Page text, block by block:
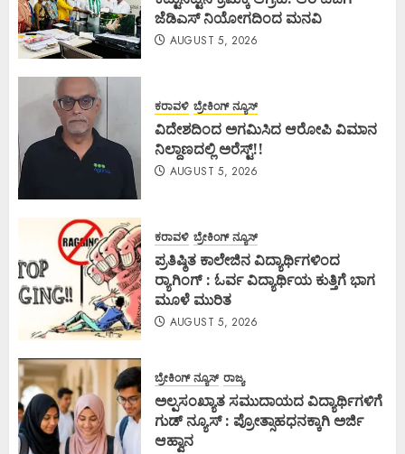
ಜೆಡಿಎಸ್ ನಿಯೋಗದಿಂದ ಮನವಿ
AUGUST 5, 2026
ಕರಾವಳಿ ಬ್ರೇಕಿಂಗ್ ನ್ಯೂಸ್
ವಿದೇಶದಿಂದ ಅಗಮಿಸಿದ ಆರೋಪಿ ವಿಮಾನ
ನಿಲ್ದಾಣದಲ್ಲಿ ಅರೆಸ್ಟ್‌!!
AUGUST 5, 2026
ಕರಾವಳಿ ಬ್ರೇಕಿಂಗ್ ನ್ಯೂಸ್
ಪ್ರತಿಷ್ಠಿತ ಕಾಲೇಜಿನ ವಿದ್ಯಾರ್ಥಿಗಳಿಂದ
ರ‍್ಯಾಗಿಂಗ್ : ಓರ್ವ ವಿದ್ಯಾರ್ಥಿಯ ಕುತ್ತಿಗೆ ಭಾಗ
ಮೂಳೆ ಮುರಿತ
AUGUST 5, 2026
ಬ್ರೇಕಿಂಗ್ ನ್ಯೂಸ್ ರಾಜ್ಯ
ಅಲ್ಪಸಂಖ್ಯಾತ ಸಮುದಾಯದ ವಿದ್ಯಾರ್ಥಿಗಳಿಗೆ
ಗುಡ್ ನ್ಯೂಸ್ : ಪ್ರೋತ್ಸಾಹಧನಕ್ಕಾಗಿ ಅರ್ಜಿ
ಆಹ್ವಾನ